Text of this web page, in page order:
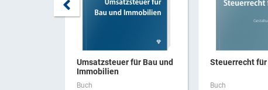
Umsatzsteuer für Bau und
Immobilien
Buch
Steuerrecht
Buch